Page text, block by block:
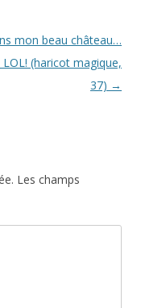
mon beau château…
LOL! (haricot magique,
37) →
Les champs